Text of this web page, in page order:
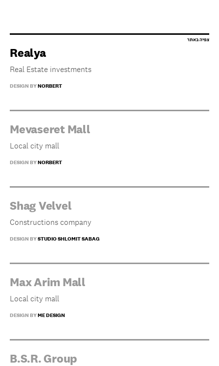
Realya
Real Estate investments
DESIGN BYNORBERT
Mevaseret Mall
Local city mall
DESIGN BYNORBERT
Shag Velvel
Constructions company
DESIGN BYSTUDIO SHLOMIT SABAG
Max Arim Mall
Local city mall
DESIGN BYME DESIGN
B.S.R. Group